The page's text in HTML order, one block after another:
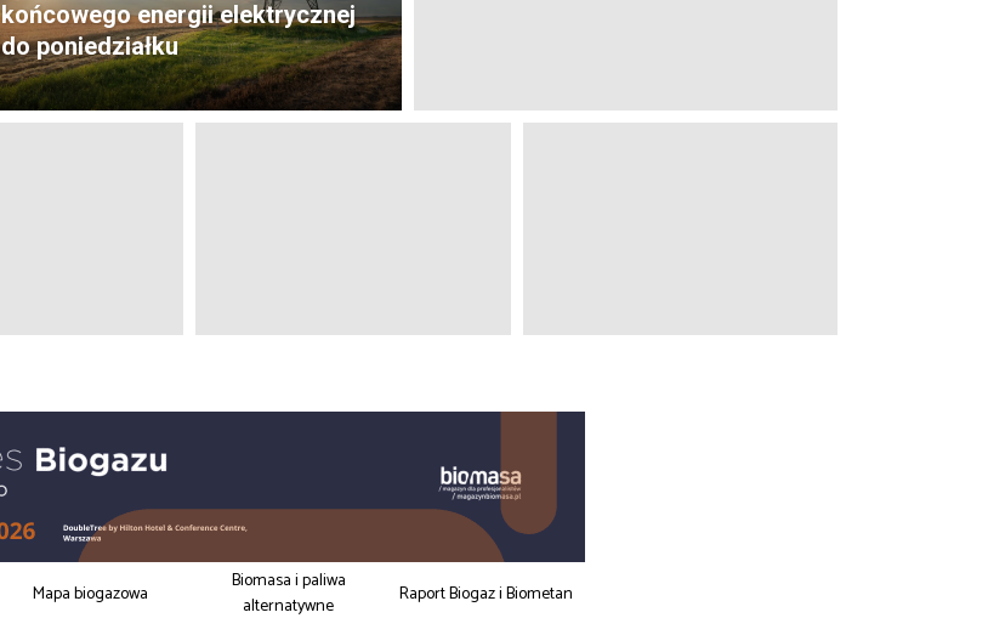
końcowego energii elektrycznej
do poniedziałku
Mapa biogazowa
Biomasa i paliwa
alternatywne
Raport Biogaz i Biometan